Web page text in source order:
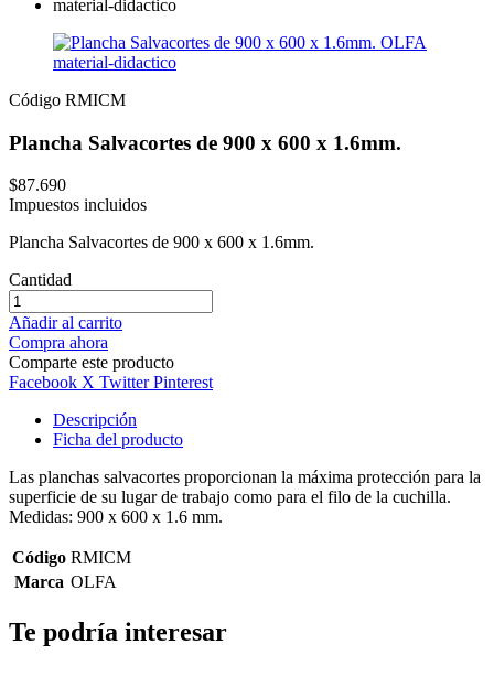
Código RMICM
Plancha Salvacortes de 900 x 600 x 1.6mm.
$87.690
Impuestos incluidos
Plancha Salvacortes de 900 x 600 x 1.6mm.
Cantidad
Añadir al carrito
Compra ahora
Comparte este producto
Facebook X Twitter Pinterest
Descripción
Ficha del producto
Las planchas salvacortes proporcionan la máxima protección para la
superficie de su lugar de trabajo como para el filo de la cuchilla.
Medidas: 900 x 600 x 1.6 mm.
Código RMICM
Marca OLFA
Te podría interesar